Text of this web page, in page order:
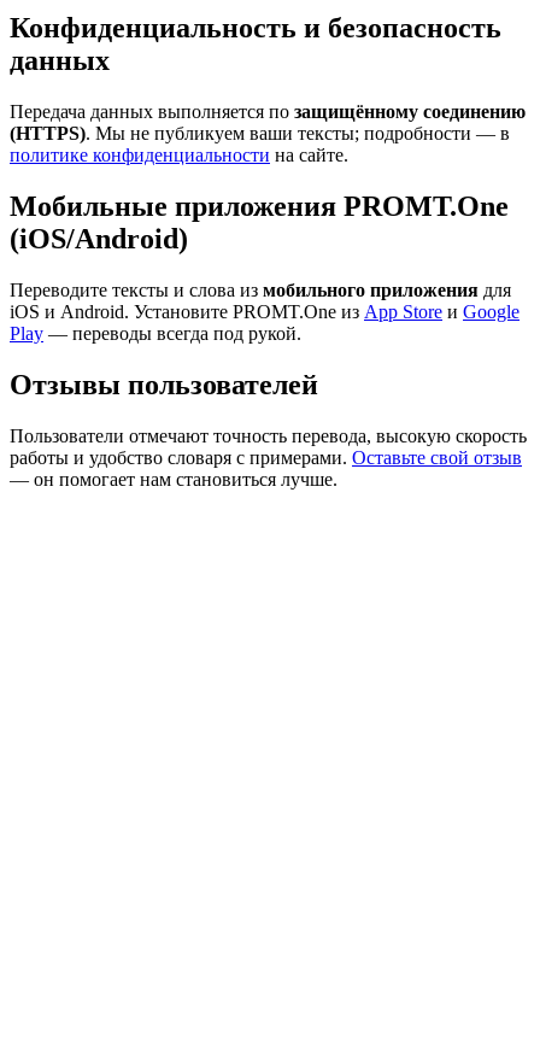
Конфиденциальность и безопасность
данных
Передача данных выполняется по защищённому соединению
(HTTPS). Мы не публикуем ваши тексты; подробности — в
политике конфиденциальности на сайте.
Мобильные приложения PROMT.One
(iOS/Android)
Переводите тексты и слова из мобильного приложения для
iOS и Android. Установите PROMT.One из App Store и Google
Play — переводы всегда под рукой.
Отзывы пользователей
Пользователи отмечают точность перевода, высокую скорость
работы и удобство словаря с примерами. Оставьте свой отзыв
— он помогает нам становиться лучше.